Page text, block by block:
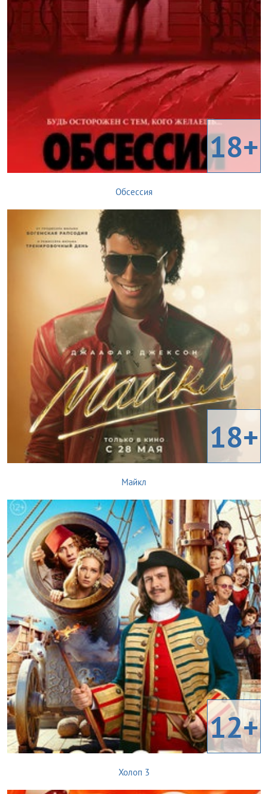
18+
Обсессия
18+
Майкл
12+
Холоп 3